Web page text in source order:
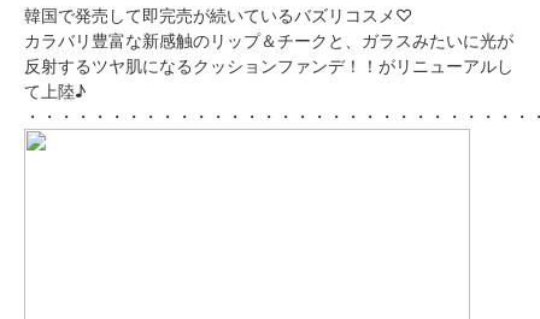
Shop
ショップリスト
Recruit
採用情報
韓国で発売して即完売が続いているバズリコスメ♡
カラバリ豊富な新感触のリップ＆チークと、ガラスみたいに光が
反射するツヤ肌になるクッションファンデ！！がリニューアルし
て上陸♪
・・・・・・・・・・・・・・・・・・・・・・・・・・・・・・